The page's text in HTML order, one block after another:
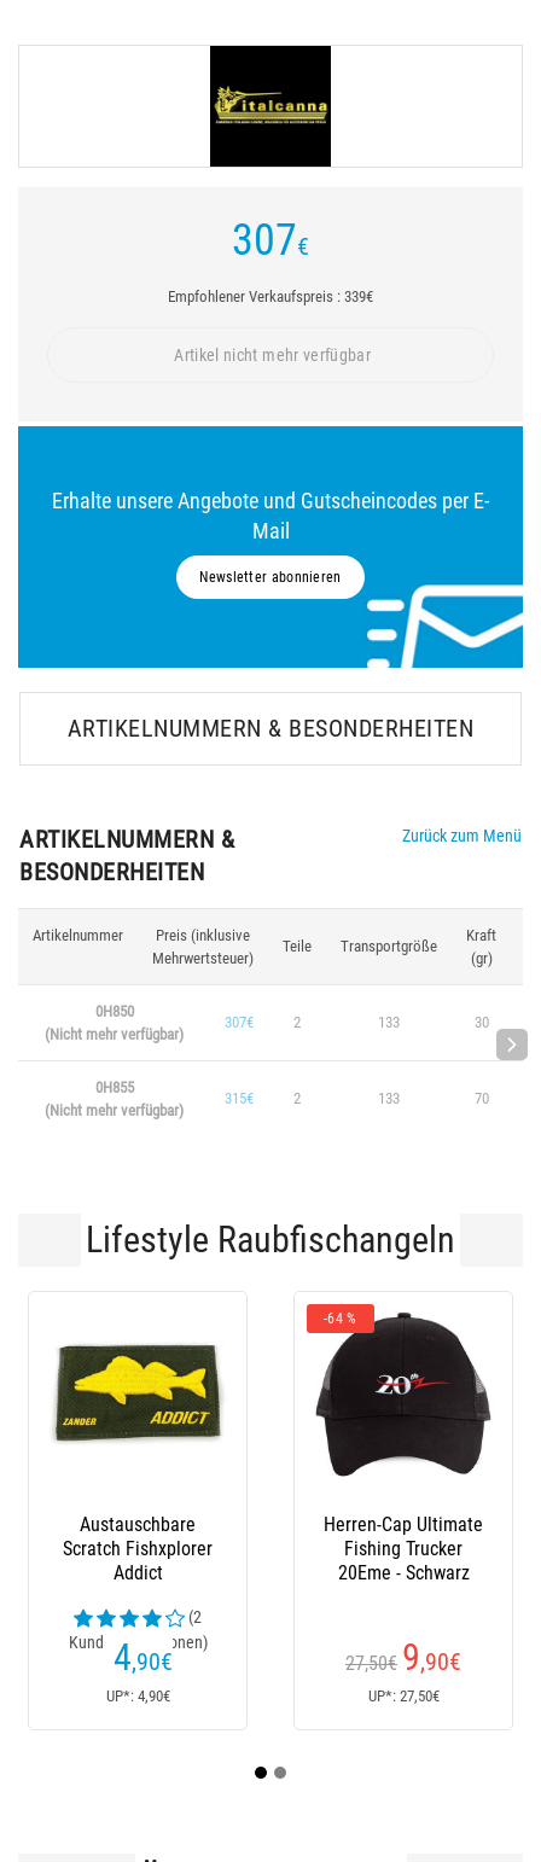
307€
Empfohlener Verkaufspreis : 339€
Artikel nicht mehr verfügbar
Erhalte unsere Angebote und Gutscheincodes per E-
Mail
Newsletter abonnieren
ARTIKELNUMMERN & BESONDERHEITEN
ARTIKELNUMMERN &
BESONDERHEITEN
Zurück zum Menü
Artikelnummer
Preis (inklusive
Mehrwertsteuer)
Teile Transportgröße
Kraft
(gr)
0H850
(Nicht mehr verfügbar)
307€ 2 133 30
0H855
(Nicht mehr verfügbar)
315€ 2 133 70
Lifestyle Raubfischangeln
Austauschbare
Scratch Fishxplorer
Addict
(2
Kundenrezensionen)
4 ,90€
UP*: 4,90€
Herren-Cap Ultimate
Fishing Trucker
20Eme - Schwarz
27,50€ 9,90€
UP*: 27,50€